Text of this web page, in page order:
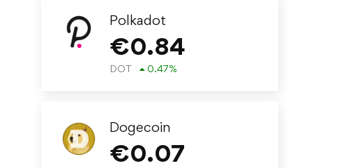
Polkadot
€0.84
DOT 0.47%
Dogecoin
€0.07